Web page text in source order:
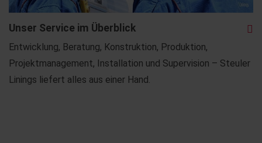
Unser Service im Überblick
Entwicklung, Beratung, Konstruktion, Produktion,
Projektmanagement, Installation und Supervision – Steuler
Linings liefert alles aus einer Hand.